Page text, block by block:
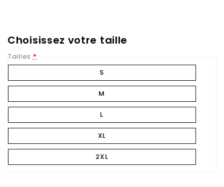
Choisissez votre taille
Tailles *
S
M
L
XL
2XL